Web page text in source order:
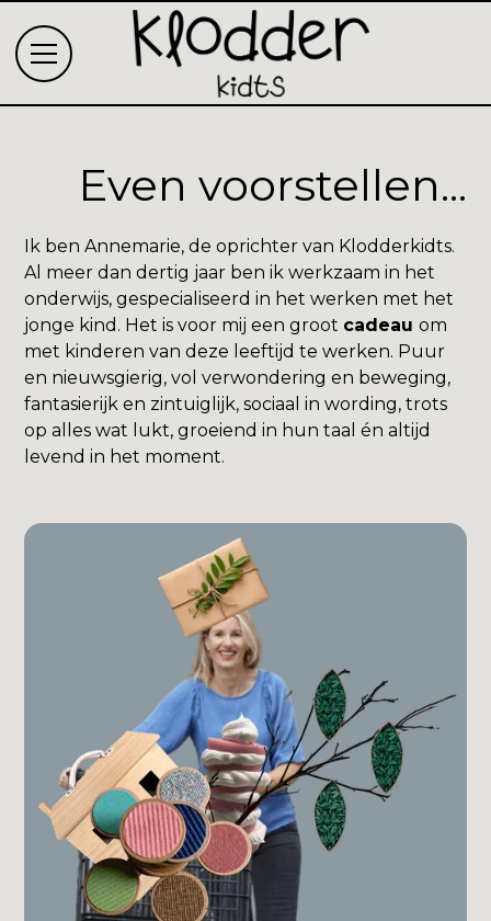
Even voorstellen...
Ik ben Annemarie, de oprichter van Klodderkidts.
Al meer dan dertig jaar ben ik werkzaam in het
onderwijs, gespecialiseerd in het werken met het
jonge kind. Het is voor mij een groot cadeauom
met kinderen van deze leeftijd te werken. Puur
en nieuwsgierig, vol verwondering en beweging,
fantasierijk en zintuiglijk, sociaal in wording, trots
op alles wat lukt, groeiend in hun taal én altijd
levend in het moment.